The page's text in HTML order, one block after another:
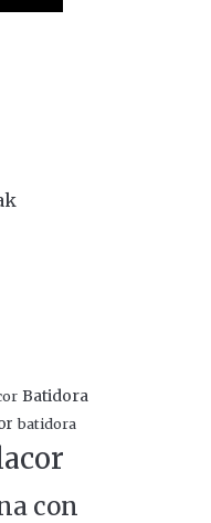
Batidora
batidora
con